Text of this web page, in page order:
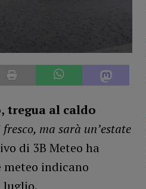
tregua al caldo
ma sarà un’estate
di 3B Meteo ha
meteo indicano
luglio.